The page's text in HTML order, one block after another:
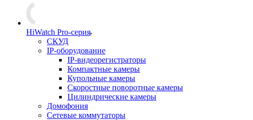
HiWatch Pro-серия
CКУД
IP-оборудование
IP-видеорегистраторы
Компактные камеры
Купольные камеры
Скоростные поворотные камеры
Цилиндрические камеры
Домофония
Сетевые коммутаторы